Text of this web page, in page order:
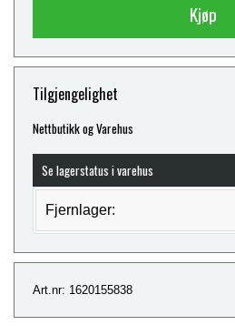
Kjøp
Tilgjengelighet
Nettbutikk og Varehus
Se lagerstatus i varehus
Fjernlager:
Art.nr: 1620155838